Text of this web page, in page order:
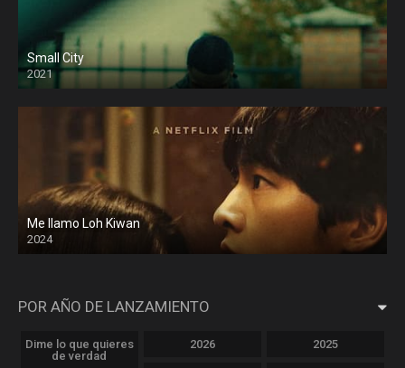
Small City
2021
Me llamo Loh Kiwan
2024
POR AÑO DE LANZAMIENTO
Dime lo que quieres
de verdad
2026 2025